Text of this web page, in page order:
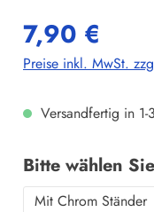
7,90 €
Preise inkl. MwSt.
Versandfertig in 1-
Bitte wählen Sie
Mit Chrom Ständer